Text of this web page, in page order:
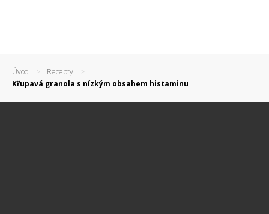
Úvod
Recepty
Křupavá granola s nízkým obsahem histaminu